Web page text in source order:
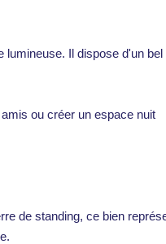
lumineuse. Il dispose d'un
ou créer un espace nuit
de standing, ce bien